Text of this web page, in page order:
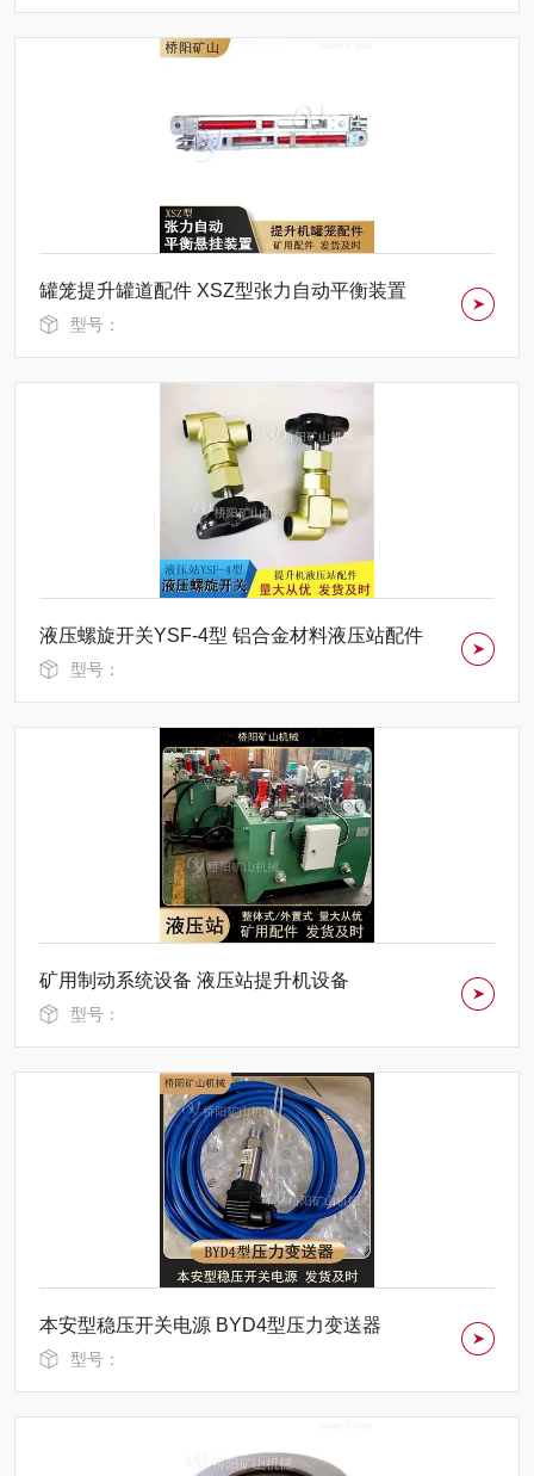
罐笼提升罐道配件 XSZ型张力自动平衡装置
型号：
液压螺旋开关YSF-4型 铝合金材料液压站配件
型号：
矿用制动系统设备 液压站提升机设备
型号：
本安型稳压开关电源 BYD4型压力变送器
型号：